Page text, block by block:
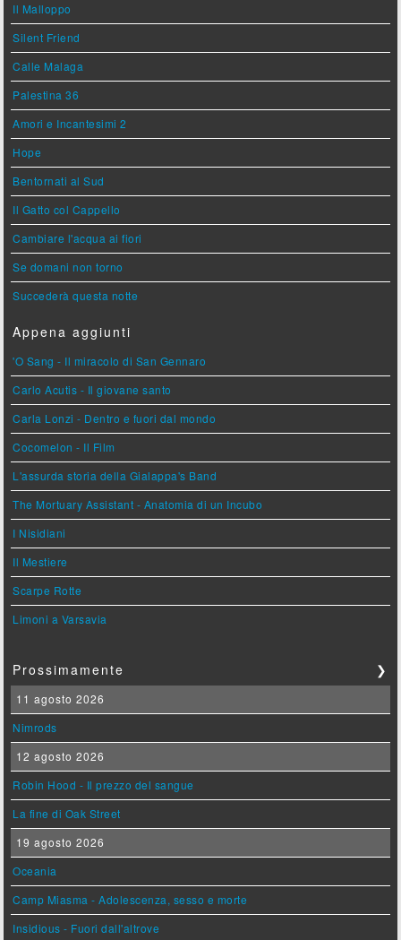
Il Malloppo
Silent Friend
Calle Malaga
Palestina 36
Amori e Incantesimi 2
Hope
Bentornati al Sud
Il Gatto col Cappello
Cambiare l'acqua ai fiori
Se domani non torno
Succederà questa notte
Appena aggiunti
'O Sang - Il miracolo di San Gennaro
Carlo Acutis - Il giovane santo
Carla Lonzi - Dentro e fuori dal mondo
Cocomelon - Il Film
L'assurda storia della Gialappa's Band
The Mortuary Assistant - Anatomia di un Incubo
I Nisidiani
Il Mestiere
Scarpe Rotte
Limoni a Varsavia
Prossimamente ❯
11 agosto 2026
Nimrods
12 agosto 2026
Robin Hood - Il prezzo del sangue
La fine di Oak Street
19 agosto 2026
Oceania
Camp Miasma - Adolescenza, sesso e morte
Insidious - Fuori dall'altrove